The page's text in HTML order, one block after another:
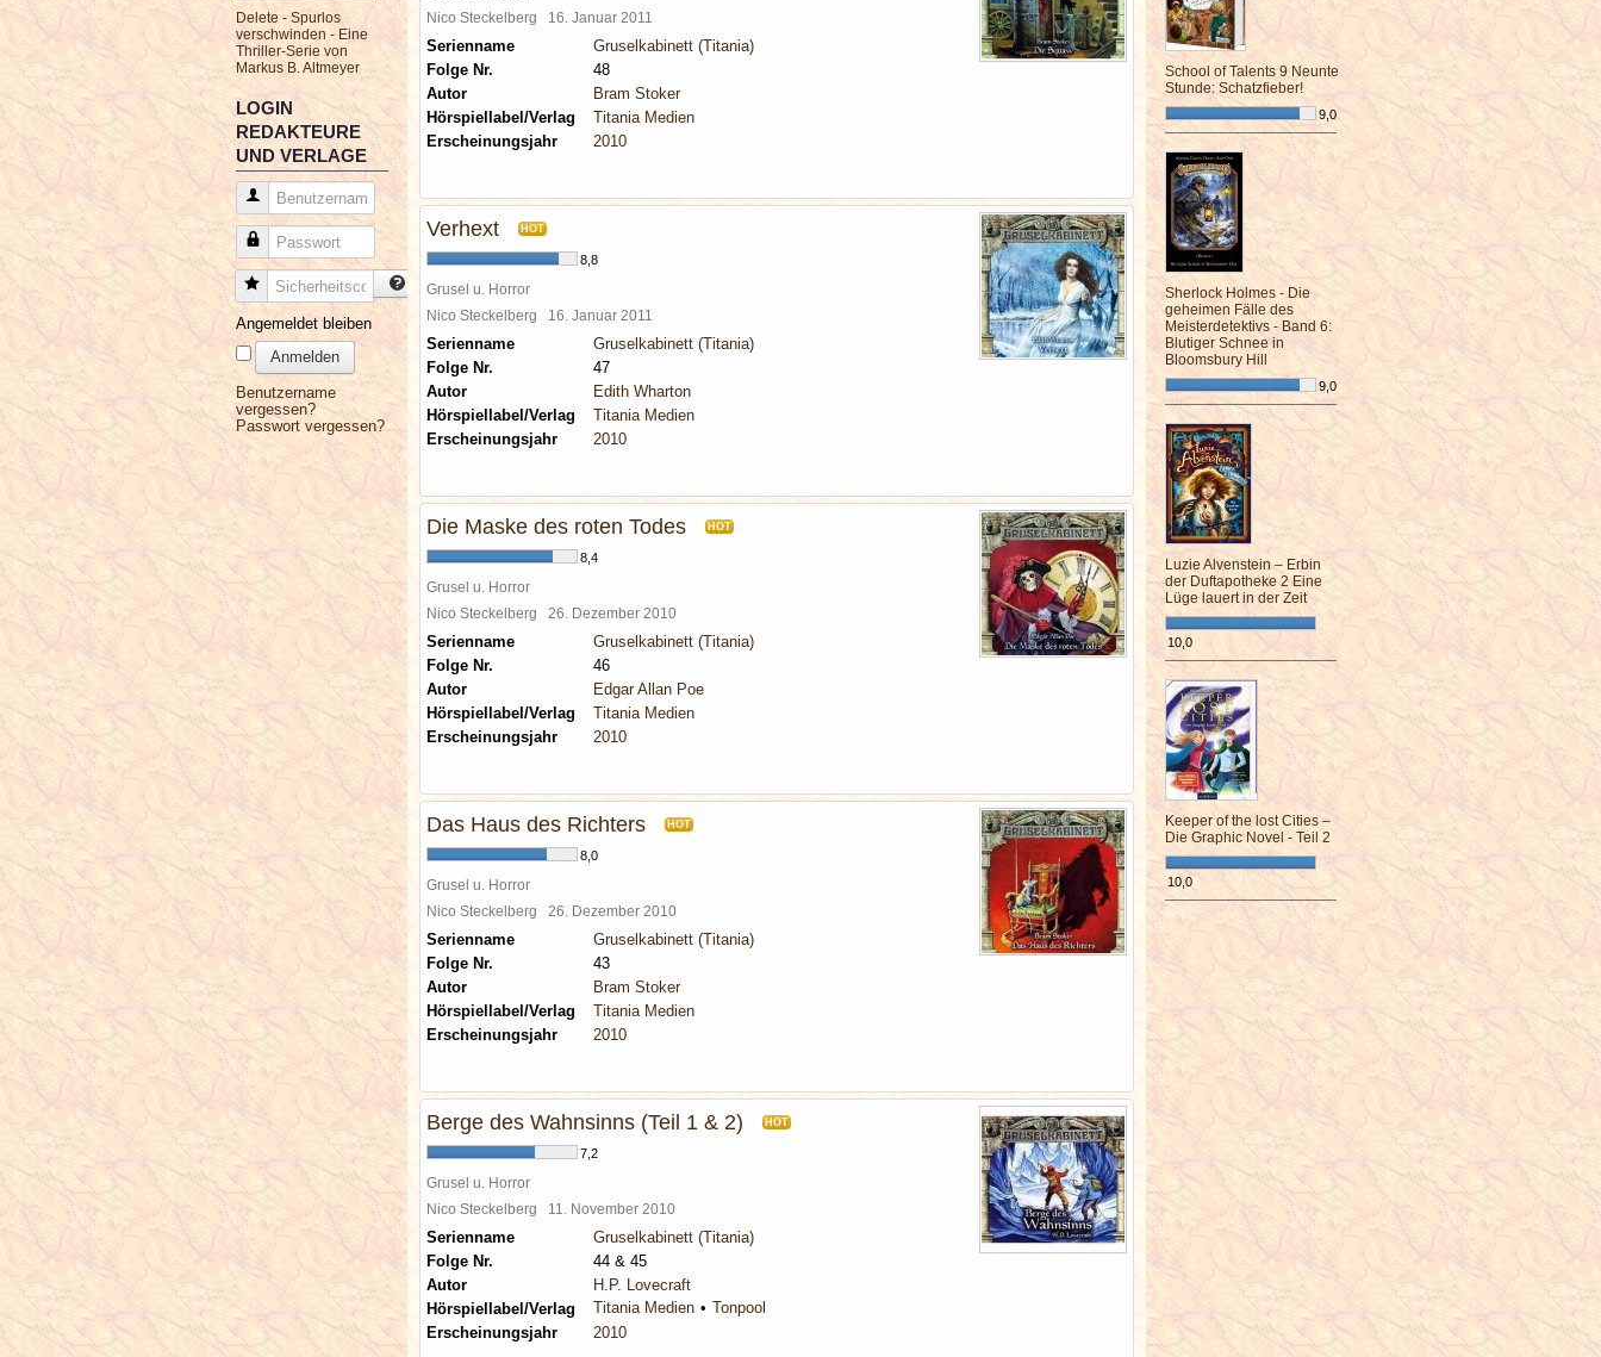
Delete - Spurlos
verschwinden - Eine
Thriller-Serie von
Markus B. Altmeyer
LOGIN
REDAKTEURE
UND VERLAGE
Benutzername
Passwort
Sicherheitscode
Angemeldet bleiben
Anmelden
Benutzername
vergessen?
Passwort vergessen?
Nico Steckelberg 16. Januar 2011
Serienname
Gruselkabinett (Titania)
Folge Nr.
48
Autor
Bram Stoker
Hörspiellabel/Verlag
Titania Medien
Erscheinungsjahr
2010
Verhext HOT
8,8
Grusel u. Horror
Nico Steckelberg 16. Januar 2011
Serienname
Gruselkabinett (Titania)
Folge Nr.
47
Autor
Edith Wharton
Hörspiellabel/Verlag
Titania Medien
Erscheinungsjahr
2010
Die Maske des roten Todes HOT
8,4
Grusel u. Horror
Nico Steckelberg 26. Dezember 2010
Serienname
Gruselkabinett (Titania)
Folge Nr.
46
Autor
Edgar Allan Poe
Hörspiellabel/Verlag
Titania Medien
Erscheinungsjahr
2010
Das Haus des Richters HOT
8,0
Grusel u. Horror
Nico Steckelberg 26. Dezember 2010
Serienname
Gruselkabinett (Titania)
Folge Nr.
43
Autor
Bram Stoker
Hörspiellabel/Verlag
Titania Medien
Erscheinungsjahr
2010
Berge des Wahnsinns (Teil 1 & 2) HOT
7,2
Grusel u. Horror
Nico Steckelberg 11. November 2010
Serienname
Gruselkabinett (Titania)
Folge Nr.
44 & 45
Autor
H.P. Lovecraft
Hörspiellabel/Verlag
Titania Medien
Tonpool
Erscheinungsjahr
2010
School of Talents 9 Neunte
Stunde: Schatzfieber!
9,0
¯¯¯¯¯¯¯¯¯¯¯¯¯¯¯¯¯¯¯¯¯¯¯¯
Sherlock Holmes - Die
geheimen Fälle des
Meisterdetektivs - Band 6:
Blutiger Schnee in
Bloomsbury Hill
9,0
¯¯¯¯¯¯¯¯¯¯¯¯¯¯¯¯¯¯¯¯¯¯¯¯
Luzie Alvenstein – Erbin
der Duftapotheke 2 Eine
Lüge lauert in der Zeit
10,0
¯¯¯¯¯¯¯¯¯¯¯¯¯¯¯¯¯¯¯¯¯¯¯¯
Keeper of the lost Cities –
Die Graphic Novel - Teil 2
10,0
¯¯¯¯¯¯¯¯¯¯¯¯¯¯¯¯¯¯¯¯¯¯¯¯